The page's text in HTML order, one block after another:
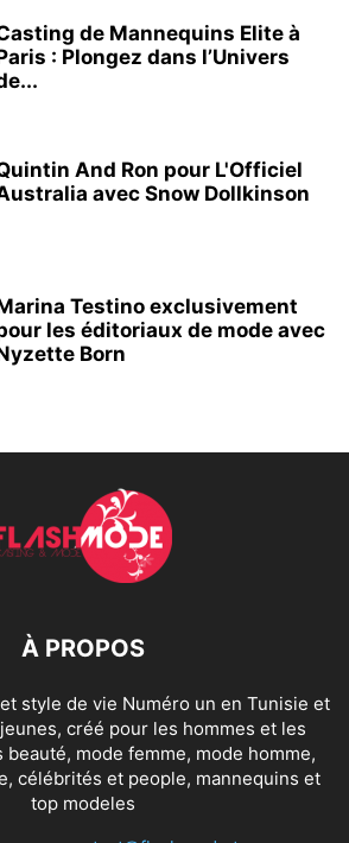
de Mannequins Elite à
: Plongez dans l’Univers
And Ron pour L'Officiel
avec Snow Dollkinson
Testino exclusivement
les éditoriaux de mode avec
Born
À PROPOS
style de vie Numéro un en Tunisie et
créé pour les hommes et les
mode femme, mode homme,
célébrités et people, mannequins et
top modeles